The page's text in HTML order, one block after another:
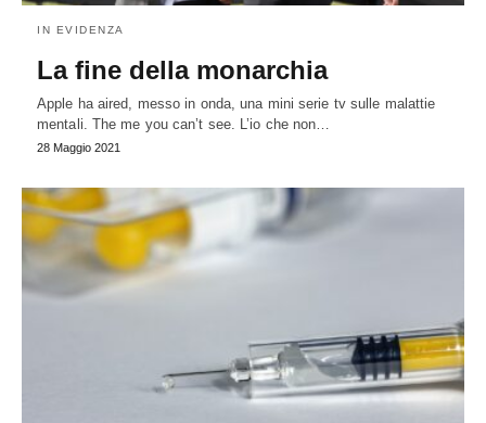
IN EVIDENZA
La fine della monarchia
Apple ha aired, messo in onda, una mini serie tv sulle malattie
mentali. The me you can’t see. L’io che non…
28 Maggio 2021